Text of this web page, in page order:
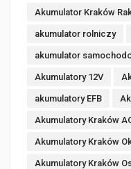
Akumulator Kraków
akumulator rolniczy
akumulator
Akumulatory 12V
akumulatory EFB
Akumulatory Kraków
Akumulatory Kraków
Akumulatory Kraków